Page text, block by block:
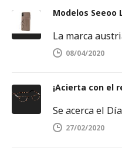
Modelos Seeoo
08/04/2020
¡Acierta con el
27/02/2020